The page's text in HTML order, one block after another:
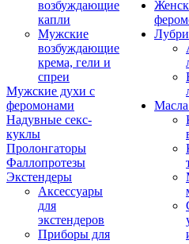
возбуждающие
капли
Мужские
возбуждающие
крема, гели и
спреи
Мужские духи с
феромонами
Надувные секс-
куклы
Пролонгаторы
Фаллопротезы
Экстендеры
Аксессуары
для
экстендеров
Приборы для